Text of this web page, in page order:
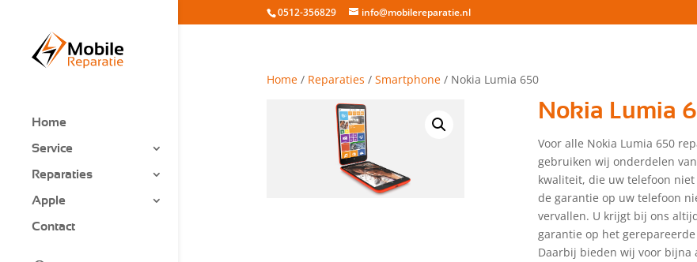
0512-356829 info@mobilereparatie.nl
Home
Service
Reparaties
Apple
Contact
Home/ Reparaties / Smartphone/ Nokia Lumia 650
Nokia Lumia
Voor alle Nokia Lumia 650
gebruiken wij onderdelen
kwaliteit, die uw telefoon niet
de garantie op uw telefoon
vervallen. U krijgt bij ons
garantie op het
Daarbij bieden wij voor bijna